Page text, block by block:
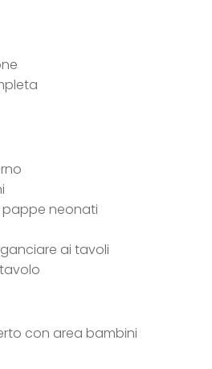
neonati
ai tavoli
con area bambini